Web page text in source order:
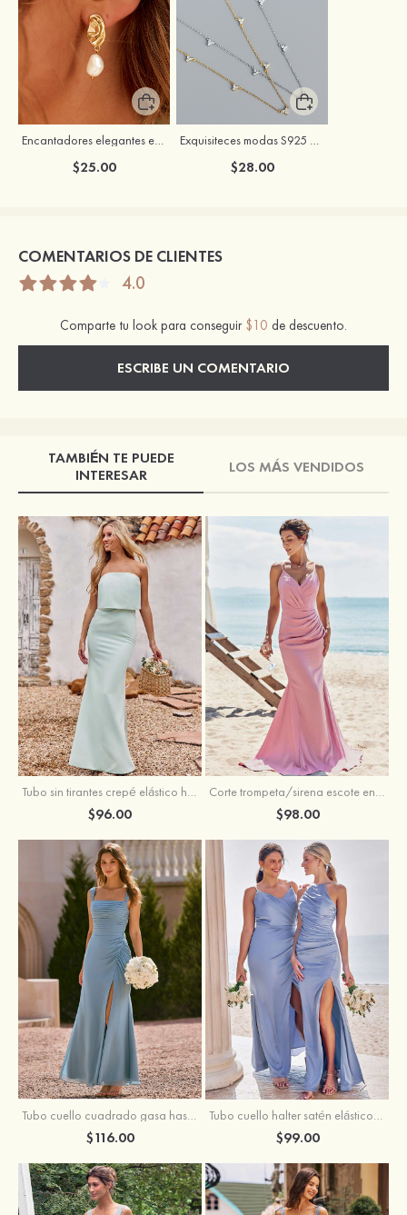
Encantadores elegantes exquisitez S925 plata pendientes
$25.00
Exquisiteces modas S925 plata circón collares
$28.00
COMENTARIOS DE CLIENTES
4.0
Comparte tu look para conseguir $10 de descuento.
ESCRIBE UN COMENTARIO
TAMBIÉN TE PUEDE
INTERESAR
LOS MÁS VENDIDOS
Tubo sin tirantes crepé elástico hasta el suelo vestido de dama de honor
$96.00
Corte trompeta/sirena escote en v satén elástico hasta el suelo vestido de dama de honor
$98.00
Tubo cuello cuadrado gasa hasta el suelo vestido de dama de honor
$116.00
Tubo cuello halter satén elástico hasta el suelo vestido de dama de honor
$99.00